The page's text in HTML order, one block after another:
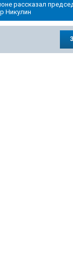
рассказал
Никулин